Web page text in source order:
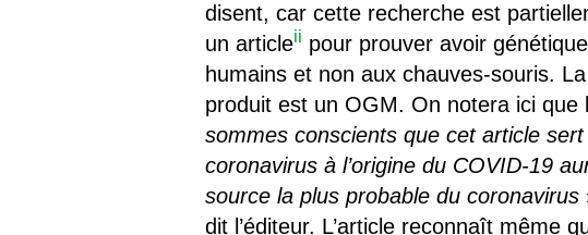
disent, car cette recherche est
un articleii pour prouver avoir
humains et non aux chauves-souris.
produit est un OGM. On notera ici que
sommes conscients que cet article
coronavirus à l’origine du COVID-19
source la plus probable du coronavirus
dit l’éditeur. L’article reconnaît même